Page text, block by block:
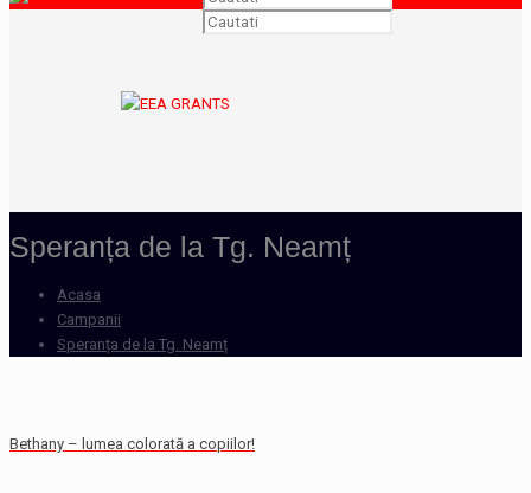
Speranța de la Tg. Neamț
Acasa
Campanii
Speranța de la Tg. Neamț
Bethany – lumea colorată a copiilor!